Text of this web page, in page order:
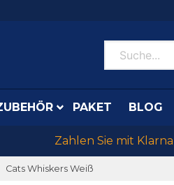
PAKET BLOG
Zahlen Sie mit
Cats Whiskers Weiß